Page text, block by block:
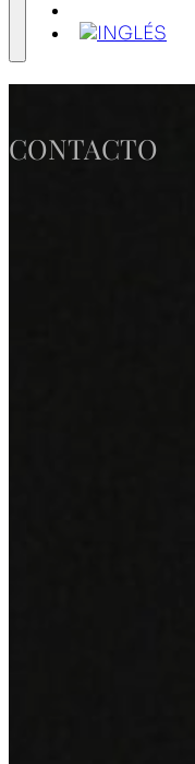
CONTACTO